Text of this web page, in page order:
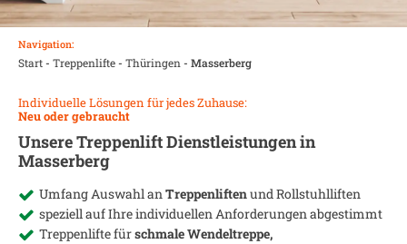
Navigation:
Start- Treppenlifte- Thüringen - Masserberg
Individuelle Lösungen für jedes Zuhause:
Neu oder gebraucht
Unsere Treppenlift Dienstleistungen in
Masserberg
Umfang Auswahl anTreppenliftenund Rollstuhlliften
speziell auf Ihre individuellen Anforderungen abgestimmt
Treppenlifte fürschmale Wendeltreppe,